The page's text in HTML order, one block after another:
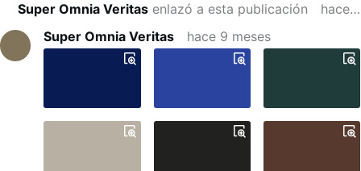
declaraciónFiducia Supplicans
[2] hace dos años, acometió esta
vez contra la Santísima Virgen
María, recusándole los títulos de
Descargar el PDF:
TUCHO
FERNÁNDEZ CONTRA LA
VIRGEN MARÍA.pdf
Super Omnia Veritas enlazó a esta publicación
hace 8 meses
Super Omnia Veritas
hace 9 meses